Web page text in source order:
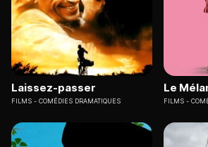
Laissez-passer
FILMS COMÉDIES DRAMATIQUES
Le
FILMS